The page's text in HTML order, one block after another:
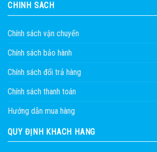
CHÍNH SÁCH
Chính sách vận chuyển
Chính sách bảo hành
Chính sách đổi trả hàng
Chính sách thanh toán
Hướng dẫn mua hàng
QUY ĐỊNH KHÁCH HÀNG